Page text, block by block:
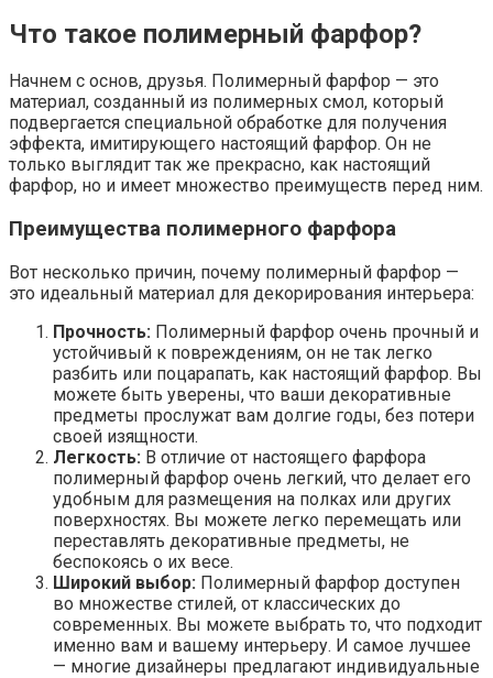
Что такое полимерный фарфор?
Начнем с основ, друзья. Полимерный фарфор — это
материал, созданный из полимерных смол, который
подвергается специальной обработке для получения
эффекта, имитирующего настоящий фарфор. Он не
только выглядит так же прекрасно, как настоящий
фарфор, но и имеет множество преимуществ перед ним.
Преимущества полимерного фарфора
Вот несколько причин, почему полимерный фарфор —
это идеальный материал для декорирования интерьера:
Прочность: Полимерный фарфор очень прочный и
устойчивый к повреждениям, он не так легко
разбить или поцарапать, как настоящий фарфор. Вы
можете быть уверены, что ваши декоративные
предметы прослужат вам долгие годы, без потери
своей изящности.
Легкость: В отличие от настоящего фарфора
полимерный фарфор очень легкий, что делает его
удобным для размещения на полках или других
поверхностях. Вы можете легко перемещать или
переставлять декоративные предметы, не
беспокоясь о их весе.
Широкий выбор: Полимерный фарфор доступен
во множестве стилей, от классических до
современных. Вы можете выбрать то, что подходит
именно вам и вашему интерьеру. И самое лучшее
— многие дизайнеры предлагают индивидуальные